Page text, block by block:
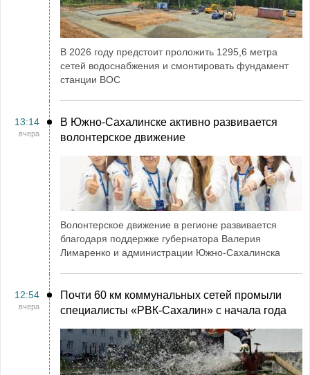
В 2026 году предстоит проложить 1295,6 метра
сетей водоснабжения и смонтировать фундамент
станции ВОС
13:14
вчера
В Южно-Сахалинске активно развивается
волонтерское движение
Волонтерское движение в регионе развивается
благодаря поддержке губернатора Валерия
Лимаренко и администрации Южно-Сахалинска
12:54
вчера
Почти 60 км коммунальных сетей промыли
специалисты «РВК‑Сахалин» с начала года